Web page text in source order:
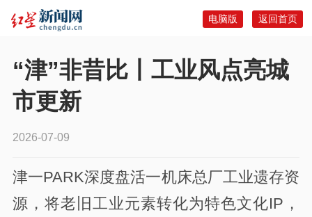
返回首页
电脑版
“津”非昔比丨工业风点亮城
市更新
2026-07-09
津一PARK深度盘活一机床总厂工业遗存资
源，将老旧工业元素转化为特色文化IP，